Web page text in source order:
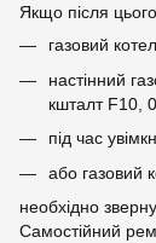
Якщо після
газовий
настінний
кшталт F10,
під час
або газовий
необхідно
Самостійний